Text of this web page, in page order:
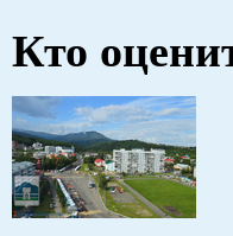
Кто